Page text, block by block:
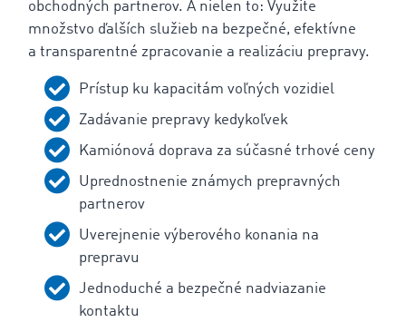
obchodných partnerov. A nielen to: Využite
množstvo ďalších služieb na bezpečné, efektívne
a transparentné zpracovanie a realizáciu prepravy.
Prístup ku kapacitám voľných vozidiel
Zadávanie prepravy kedykoľvek
Kamiónová doprava za súčasné trhové ceny
Uprednostnenie známych prepravných
partnerov
Uverejnenie výberového konania na
prepravu
Jednoduché a bezpečné nadviazanie
kontaktu